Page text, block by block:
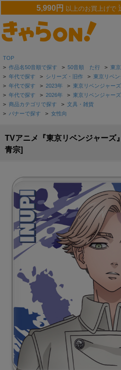
5,990円 以上のお買上げで
TOP
> 作品名50音順で探す > 50音順 た行 > 東
> 年代で探す > シリーズ・旧作 > 東京リベ
> 年代で探す > 2023年 > 東京リベンジャー
> 年代で探す > 2026年 > 東京リベンジャー
> 商品カテゴリで探す > 文具・雑貨
> バナーで探す > 女性向
TVアニメ『東京リベンジャーズ
青宗]